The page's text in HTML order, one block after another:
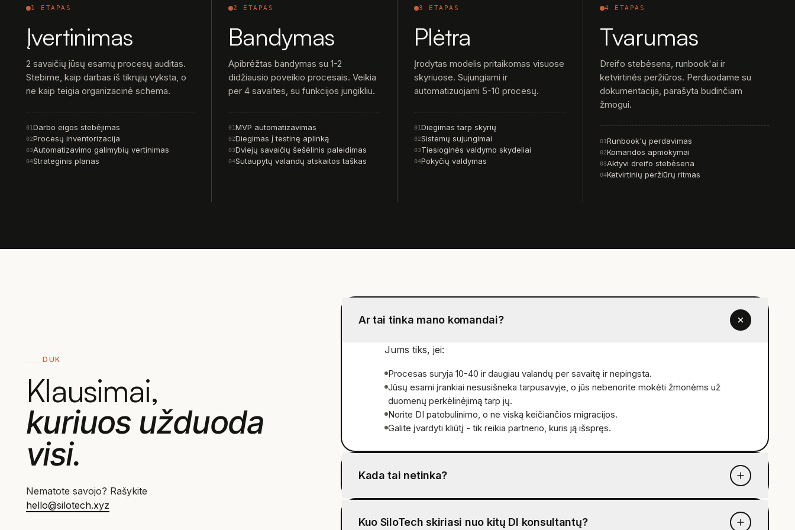
1 ETAPAS
Įvertinimas
2 savaičių jūsų esamų procesų auditas.
Stebime, kaip darbas iš tikrųjų vyksta, o
ne kaip teigia organizacinė schema.
01Darbo eigos stebėjimas
02Procesų inventorizacija
03Automatizavimo galimybių vertinimas
04Strateginis planas
2 ETAPAS
Bandymas
Apibrėžtas bandymas su 1-2
didžiausio poveikio procesais. Veikia
per 4 savaites, su funkcijos jungikliu.
01MVP automatizavimas
02Diegimas į testinę aplinką
03Dviejų savaičių šešėlinis paleidimas
04Sutaupytų valandų atskaitos taškas
3 ETAPAS
Plėtra
Įrodytas modelis pritaikomas visuose
skyriuose. Sujungiami ir
automatizuojami 5-10 procesų.
01Diegimas tarp skyrių
02Sistemų sujungimai
03Tiesioginės valdymo skydeliai
04Pokyčių valdymas
4 ETAPAS
Tvarumas
Dreifo stebėsena, runbook'ai ir
ketvirtinės peržiūros. Perduodame su
dokumentacija, parašyta budinčiam
žmogui.
01Runbook'ų perdavimas
02Komandos apmokymai
03Aktyvi dreifo stebėsena
04Ketvirtinių peržiūrų ritmas
DUK
Klausimai,
kuriuos užduoda
visi.
Nematote savojo? Rašykite
hello@silotech.xyz
Ar tai tinka mano komandai?
Jums tiks, jei:
Procesas suryja 10-40 ir daugiau valandų per savaitę ir nepingsta.
Jūsų esami įrankiai nesusišneka tarpusavyje, o jūs nebenorite mokėti žmonėms už
duomenų perkėlinėjimą tarp jų.
Norite DI patobulinimo, o ne viską keičiančios migracijos.
Galite įvardyti kliūtį - tik reikia partnerio, kuris ją išspręs.
Kada tai netinka?
Kuo SiloTech skiriasi nuo kitų DI konsultantų?